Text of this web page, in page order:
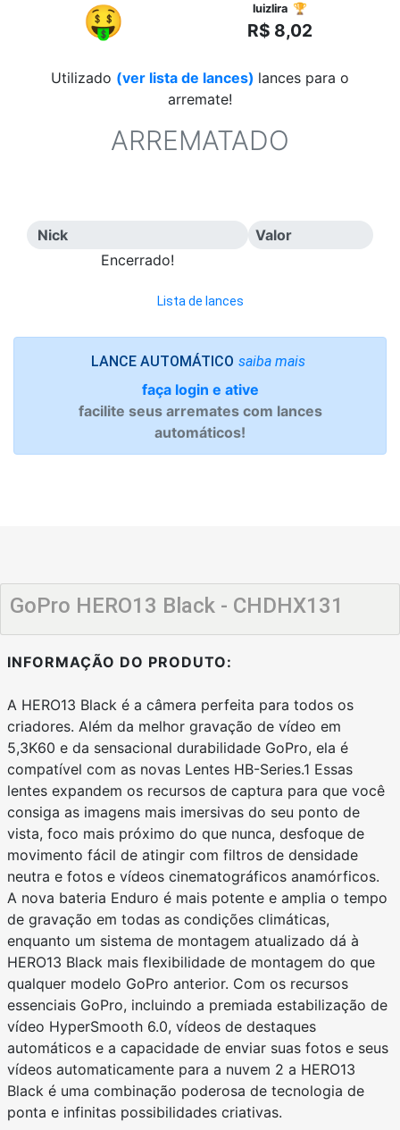
🤑 luizlira 🏆
R$ 8,02
Utilizado (ver lista de lances) lances para o
arremate!
ARREMATADO
Nick
Valor
Encerrado!
Lista de lances
LANCE AUTOMÁTICO saiba mais
faça login e ative
facilite seus arremates com lances
automáticos!
GoPro HERO13 Black - CHDHX131
INFORMAÇÃO DO PRODUTO:
A HERO13 Black é a câmera perfeita para todos os
criadores. Além da melhor gravação de vídeo em
5,3K60 e da sensacional durabilidade GoPro, ela é
compatível com as novas Lentes HB-Series.1 Essas
lentes expandem os recursos de captura para que você
consiga as imagens mais imersivas do seu ponto de
vista, foco mais próximo do que nunca, desfoque de
movimento fácil de atingir com filtros de densidade
neutra e fotos e vídeos cinematográficos anamórficos.
A nova bateria Enduro é mais potente e amplia o tempo
de gravação em todas as condições climáticas,
enquanto um sistema de montagem atualizado dá à
HERO13 Black mais flexibilidade de montagem do que
qualquer modelo GoPro anterior. Com os recursos
essenciais GoPro, incluindo a premiada estabilização de
vídeo HyperSmooth 6.0, vídeos de destaques
automáticos e a capacidade de enviar suas fotos e seus
vídeos automaticamente para a nuvem 2 a HERO13
Black é uma combinação poderosa de tecnologia de
ponta e infinitas possibilidades criativas.